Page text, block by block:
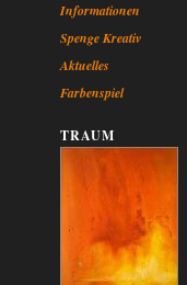
Informationen
Spenge Kreativ
Aktuelles
Farbenspiel
TRAUM